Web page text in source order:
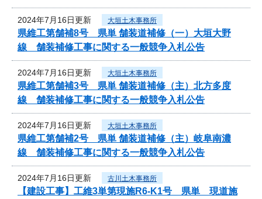
2024年7月16日更新 大垣土木事務所
県維工第舗補8号 県単 舗装道補修（一）大垣大野
線 舗装補修工事に関する一般競争入札公告
2024年7月16日更新 大垣土木事務所
県維工第舗補3号 県単 舗装道補修（主）北方多度
線 舗装補修工事に関する一般競争入札公告
2024年7月16日更新 大垣土木事務所
県維工第舗補2号 県単 舗装道補修（主）岐阜南濃
線 舗装補修工事に関する一般競争入札公告
2024年7月16日更新 古川土木事務所
【建設工事】工維3単第現施R6-K1号 県単 現道施